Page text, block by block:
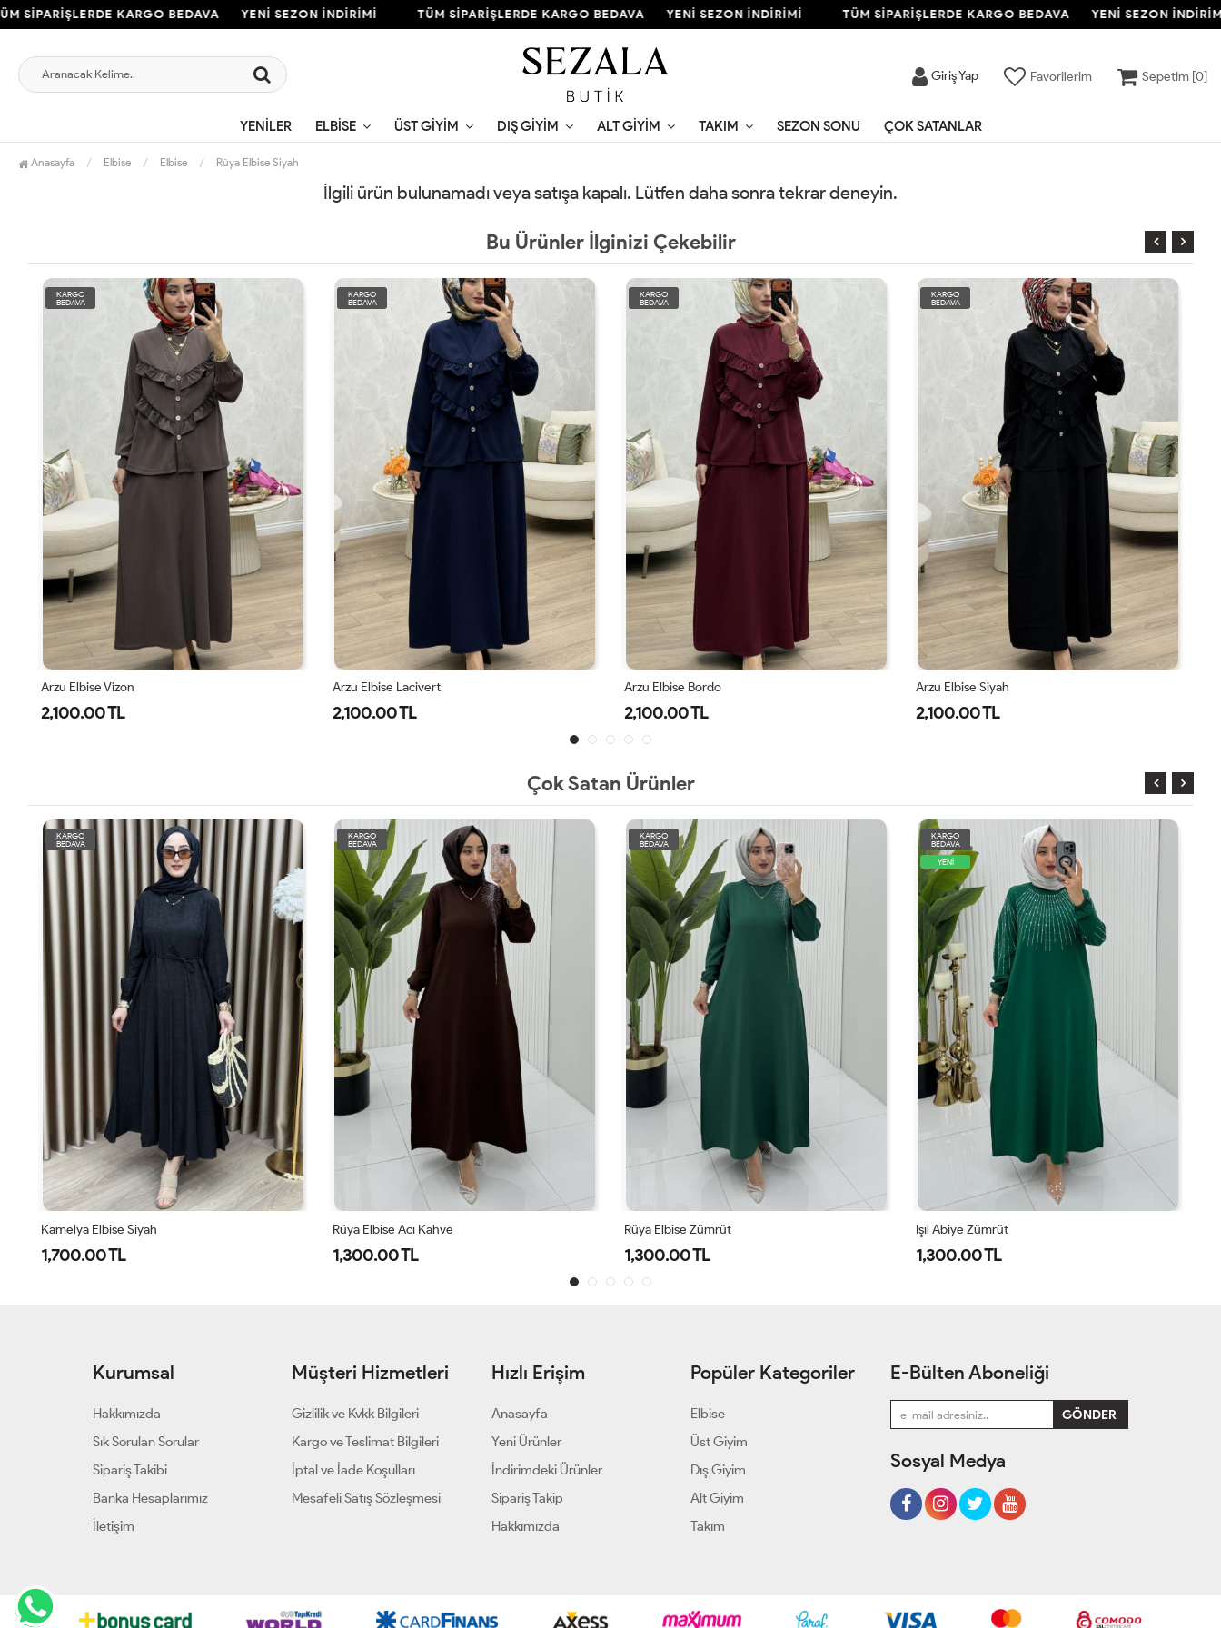
SİPARİŞLERDE KARGO BEDAVA YENİ SEZON İNDİRİMİ TÜM SİPARİŞLERDE KARGO BEDAVA YENİ SEZON İNDİRİMİ TÜM SİPARİŞLERDE KARGO BEDAVA YENİ SEZON İNDİRİMİ
Giriş Yap Favorilerim Sepetim [0]
YENILER ELBISE ÜST GIYIM DIŞ GIYIM ALT GIYIM TAKIM SEZON SONU ÇOK SATANLAR
Anasayfa Elbise Elbise Rüya Elbise Siyah
İlgili ürün bulunamadı veya satışa kapalı. Lütfen daha sonra tekrar deneyin.
Bu Ürünler İlginizi Çekebilir
KARGO
BEDAVA
Arzu Elbise Vizon
2,100.00 TL
KARGO
BEDAVA
Arzu Elbise Lacivert
2,100.00 TL
KARGO
BEDAVA
Arzu Elbise Bordo
2,100.00 TL
KARGO
BEDAVA
Arzu Elbise Siyah
2,100.00 TL
Çok Satan Ürünler
KARGO
BEDAVA
Kamelya Elbise Siyah
1,700.00 TL
KARGO
BEDAVA
Rüya Elbise Acı Kahve
1,300.00 TL
KARGO
BEDAVA
Rüya Elbise Zümrüt
1,300.00 TL
KARGO
BEDAVA
YENİ
Işıl Abiye Zümrüt
1,300.00 TL
Kurumsal
Hakkımızda
Sık Sorulan Sorular
Sipariş Takibi
Banka Hesaplarımız
İletişim
Müşteri Hizmetleri
Gizlilik ve Kvkk Bilgileri
Kargo ve Teslimat Bilgileri
İptal ve İade Koşulları
Mesafeli Satış Sözleşmesi
Hızlı Erişim
Anasayfa
Yeni Ürünler
İndirimdeki Ürünler
Sipariş Takip
Hakkımızda
Popüler Kategoriler
Elbise
Üst Giyim
Dış Giyim
Alt Giyim
Takım
E-Bülten Aboneliği
Sosyal Medya